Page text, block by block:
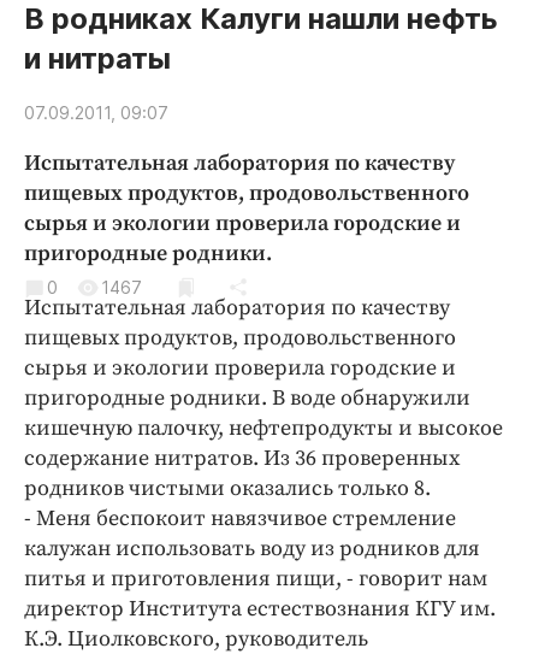
Новости компаний
Статьи
Народные новости
Авто и транспорт
Благоустройство
Криминал
Культура
Недвижимость и ЖКХ
Образование
Общество
Погода
Праздники
Происшествия
Спорт
Экономика и бизнес
ПРОЕКТЫ
Блоги
В родниках Калуги нашли нефть
и нитраты
07.09.2011, 09:07
Испытательная лаборатория по качеству
пищевых продуктов, продовольственного
сырья и экологии проверила городские и
пригородные родники.
0 1467
Испытательная лаборатория по качеству
пищевых продуктов, продовольственного
сырья и экологии проверила городские и
пригородные родники. В воде обнаружили
кишечную палочку, нефтепродукты и высокое
содержание нитратов. Из 36 проверенных
родников чистыми оказались только 8.
- Меня беспокоит навязчивое стремление
калужан использовать воду из родников для
питья и приготовления пищи, - говорит нам
директор Института естествознания КГУ им.
К.Э. Циолковского, руководитель